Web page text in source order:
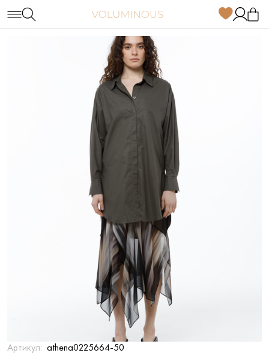
Артикул: athena0225664-50